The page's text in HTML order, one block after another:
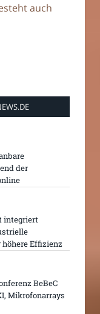
auch
der
integriert
Effizienz
BeBeC
Mikrofonarrays